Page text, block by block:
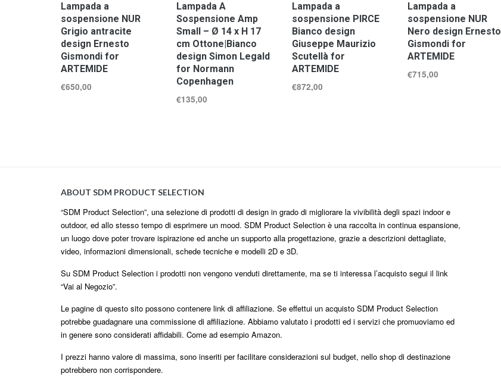
Lampada a
sospensione NUR
Grigio antracite
design Ernesto
Gismondi for
ARTEMIDE
€650,00
Lampada A
Sospensione Amp
Small – Ø 14 x H 17
cm Ottone|Bianco
design Simon Legald
for Normann
Copenhagen
€135,00
Lampada a
sospensione PIRCE
Bianco design
Giuseppe Maurizio
Scutellà for
ARTEMIDE
€872,00
Lampada a
sospensione NUR
Nero design Ernesto
Gismondi for
ARTEMIDE
€715,00
ABOUT SDM PRODUCT SELECTION
“SDM Product Selection”, una selezione di prodotti di design in grado di migliorare la vivibilità degli spazi indoor e
outdoor, ed allo stesso tempo di esprimere un mood. SDM Product Selection è una raccolta in continua espansione,
un luogo dove poter trovare ispirazione ed anche un supporto alla progettazione, grazie a descrizioni dettagliate,
video, informazioni dimensionali, schede tecniche e modelli 2D e 3D.
Su SDM Product Selection i prodotti non vengono venduti direttamente, ma se ti interessa l’acquisto segui il link
“Vai al Negozio”.
Le pagine di questo sito possono contenere link di affiliazione. Se effettui un acquisto SDM Product Selection
potrebbe guadagnare una commissione di affiliazione. Abbiamo valutato i prodotti ed i servizi che promuoviamo ed
in genere sono considerati affidabili. Come ad esempio Amazon.
I prezzi hanno valore di massima, sono inseriti per facilitare considerazioni sul budget, nello shop di destinazione
potrebbero non corrispondere.